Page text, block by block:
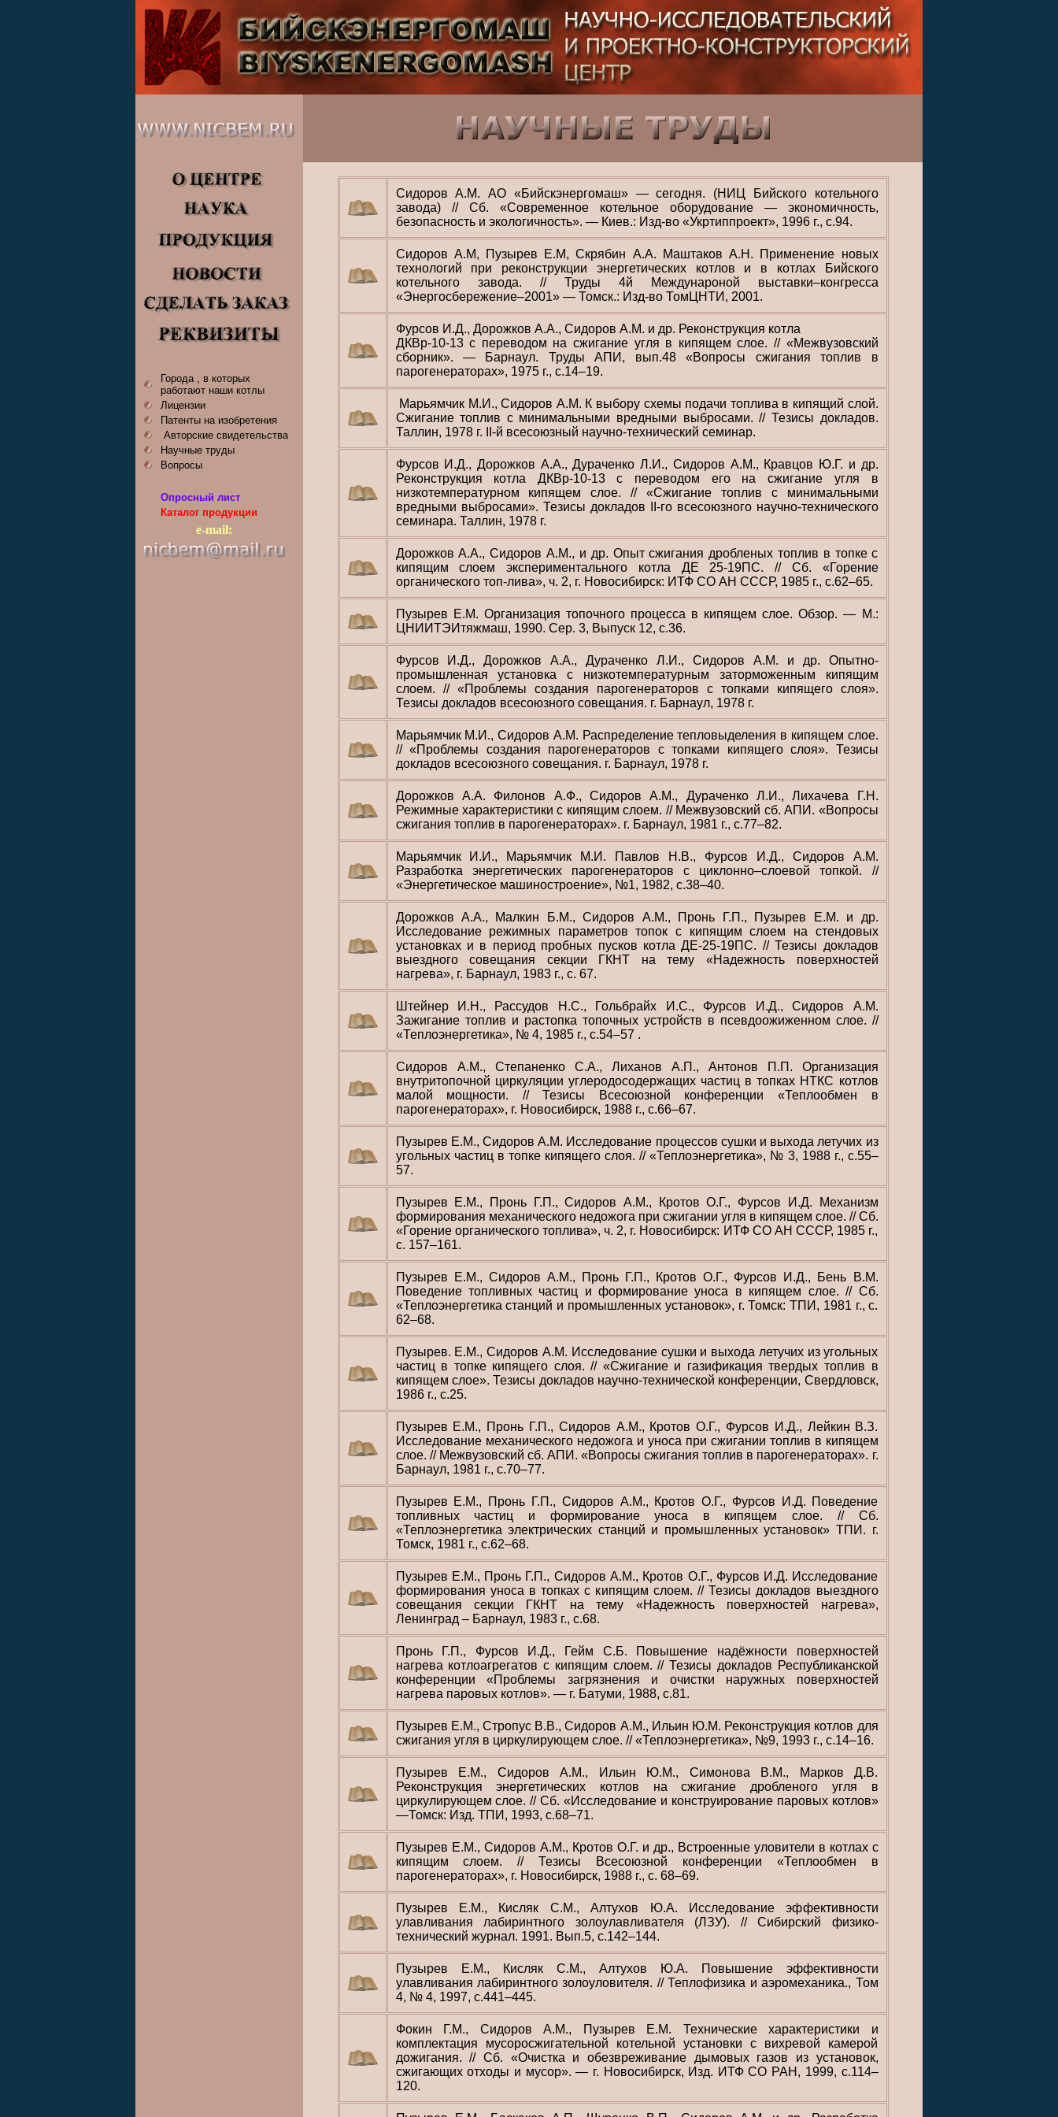
Города , в которых
работают наши котлы
Лицензии
Патенты на изобретения
Авторские свидетельства
Научные труды
Вопросы
Опросный лист
Каталог продукции
e-mail:
Сидоров А.М. АО «Бийскэнергомаш» — сегодня. (НИЦ Бийского котельного
завода) // Сб. «Современное котельное оборудование — экономичность,
безопасность и экологичность». — Киев.: Изд-во «Укртиппроект», 1996 г., с.94.
Сидоров А.М, Пузырев Е.М, Скрябин А.А. Маштаков А.Н. Применение новых
технологий при реконструкции энергетических котлов и в котлах Бийского
котельного завода. // Труды 4й Междунароной выставки–конгресса
«Энергосбережение–2001» — Томск.: Изд-во ТомЦНТИ, 2001.
Фурсов И.Д., Дорожков А.А., Сидоров А.М. и др. Реконструкция котла
ДКВр-10-13 с переводом на сжигание угля в кипящем слое. // «Межвузовский
сборник». — Барнаул. Труды АПИ, вып.48 «Вопросы сжигания топлив в
парогенераторах», 1975 г., с.14–19.
Марьямчик М.И., Сидоров А.М. К выбору схемы подачи топлива в кипящий слой.
Сжигание топлив с минимальными вредными выбросами. // Тезисы докладов.
Таллин, 1978 г. II-й всесоюзный научно-технический семинар.
Фурсов И.Д., Дорожков А.А., Дураченко Л.И., Сидоров А.М., Кравцов Ю.Г. и др.
Реконструкция котла ДКВр-10-13 с переводом его на сжигание угля в
низкотемпературном кипящем слое. // «Сжигание топлив с минимальными
вредными выбросами». Тезисы докладов II-го всесоюзного научно-технического
семинара. Таллин, 1978 г.
Дорожков А.А., Сидоров А.М., и др. Опыт сжигания дробленых топлив в топке с
кипящим слоем экспериментального котла ДЕ 25-19ПС. // Сб. «Горение
органического топ-лива», ч. 2, г. Новосибирск: ИТФ СО АН СССР, 1985 г., с.62–65.
Пузырев Е.М. Организация топочного процесса в кипящем слое. Обзор. — М.:
ЦНИИТЭИтяжмаш, 1990. Сер. 3, Выпуск 12, с.36.
Фурсов И.Д., Дорожков А.А., Дураченко Л.И., Сидоров А.М. и др. Опытно-
промышленная установка с низкотемпературным заторможенным кипящим
слоем. // «Проблемы создания парогенераторов с топками кипящего слоя».
Тезисы докладов всесоюзного совещания. г. Барнаул, 1978 г.
Марьямчик М.И., Сидоров А.М. Распределение тепловыделения в кипящем слое.
// «Проблемы создания парогенераторов с топками кипящего слоя». Тезисы
докладов всесоюзного совещания. г. Барнаул, 1978 г.
Дорожков А.А. Филонов А.Ф., Сидоров А.М., Дураченко Л.И., Лихачева Г.Н.
Режимные характеристики с кипящим слоем. // Межвузовский сб. АПИ. «Вопросы
сжигания топлив в парогенераторах». г. Барнаул, 1981 г., с.77–82.
Марьямчик И.И., Марьямчик М.И. Павлов Н.В., Фурсов И.Д., Сидоров А.М.
Разработка энергетических парогенераторов с циклонно–слоевой топкой. //
«Энергетическое машиностроение», №1, 1982, с.38–40.
Дорожков А.А., Малкин Б.М., Сидоров А.М., Пронь Г.П., Пузырев Е.М. и др.
Исследование режимных параметров топок с кипящим слоем на стендовых
установках и в период пробных пусков котла ДЕ-25-19ПС. // Тезисы докладов
выездного совещания секции ГКНТ на тему «Надежность поверхностей
нагрева», г. Барнаул, 1983 г., с. 67.
Штейнер И.Н., Рассудов Н.С., Гольбрайх И.С., Фурсов И.Д., Сидоров А.М.
Зажигание топлив и растопка топочных устройств в псевдоожиженном слое. //
«Теплоэнергетика», № 4, 1985 г., с.54–57 .
Сидоров А.М., Степаненко С.А., Лиханов А.П., Антонов П.П. Организация
внутритопочной циркуляции углеродосодержащих частиц в топках НТКС котлов
малой мощности. // Тезисы Всесоюзной конференции «Теплообмен в
парогенераторах», г. Новосибирск, 1988 г., с.66–67.
Пузырев Е.М., Сидоров А.М. Исследование процессов сушки и выхода летучих из
угольных частиц в топке кипящего слоя. // «Теплоэнергетика», № 3, 1988 г., с.55–
57.
Пузырев Е.М., Пронь Г.П., Сидоров А.М., Кротов О.Г., Фурсов И.Д. Механизм
формирования механического недожога при сжигании угля в кипящем слое. // Сб.
«Горение органического топлива», ч. 2, г. Новосибирск: ИТФ СО АН СССР, 1985 г.,
с. 157–161.
Пузырев Е.М., Сидоров А.М., Пронь Г.П., Кротов О.Г., Фурсов И.Д., Бень В.М.
Поведение топливных частиц и формирование уноса в кипящем слое. // Сб.
«Теплоэнергетика станций и промышленных установок», г. Томск: ТПИ, 1981 г., с.
62–68.
Пузырев. Е.М., Сидоров А.М. Исследование сушки и выхода летучих из угольных
частиц в топке кипящего слоя. // «Сжигание и газификация твердых топлив в
кипящем слое». Тезисы докладов научно-технической конференции, Свердловск,
1986 г., с.25.
Пузырев Е.М., Пронь Г.П., Сидоров А.М., Кротов О.Г., Фурсов И.Д., Лейкин В.З.
Исследование механического недожога и уноса при сжигании топлив в кипящем
слое. // Межвузовский сб. АПИ. «Вопросы сжигания топлив в парогенераторах». г.
Барнаул, 1981 г., с.70–77.
Пузырев Е.М., Пронь Г.П., Сидоров А.М., Кротов О.Г., Фурсов И.Д. Поведение
топливных частиц и формирование уноса в кипящем слое. // Сб.
«Теплоэнергетика электрических станций и промышленных установок» ТПИ. г.
Томск, 1981 г., с.62–68.
Пузырев Е.М., Пронь Г.П., Сидоров А.М., Кротов О.Г., Фурсов И.Д. Исследование
формирования уноса в топках с кипящим слоем. // Тезисы докладов выездного
совещания секции ГКНТ на тему «Надежность поверхностей нагрева»,
Ленинград – Барнаул, 1983 г., с.68.
Пронь Г.П., Фурсов И.Д., Гейм С.Б. Повышение надёжности поверхностей
нагрева котлоагрегатов с кипящим слоем. // Тезисы докладов Республиканской
конференции «Проблемы загрязнения и очистки наружных поверхностей
нагрева паровых котлов». — г. Батуми, 1988, с.81.
Пузырев Е.М., Стропус В.В., Сидоров А.М., Ильин Ю.М. Реконструкция котлов для
сжигания угля в циркулирующем слое. // «Теплоэнергетика», №9, 1993 г., с.14–16.
Пузырев Е.М., Сидоров А.М., Ильин Ю.М., Симонова В.М., Марков Д.В.
Реконструкция энергетических котлов на сжигание дробленого угля в
циркулирующем слое. // Сб. «Исследование и конструирование паровых котлов»
—Томск: Изд. ТПИ, 1993, с.68–71.
Пузырев Е.М., Сидоров А.М., Кротов О.Г. и др., Встроенные уловители в котлах с
кипящим слоем. // Тезисы Всесоюзной конференции «Теплообмен в
парогенераторах», г. Новосибирск, 1988 г., с. 68–69.
Пузырев Е.М., Кисляк С.М., Алтухов Ю.А. Исследование эффективности
улавливания лабиринтного золоулавливателя (ЛЗУ). // Сибирский физико-
технический журнал. 1991. Вып.5, с.142–144.
Пузырев Е.М., Кисляк С.М., Алтухов Ю.А. Повышение эффективности
улавливания лабиринтного золоуловителя. // Теплофизика и аэромеханика., Том
4, № 4, 1997, с.441–445.
Фокин Г.М., Сидоров А.М., Пузырев Е.М. Технические характеристики и
комплектация мусоросжигательной котельной установки с вихревой камерой
дожигания. // Сб. «Очистка и обезвреживание дымовых газов из установок,
сжигающих отходы и мусор». — г. Новосибирск, Изд. ИТФ СО РАН, 1999, с.114–
120.